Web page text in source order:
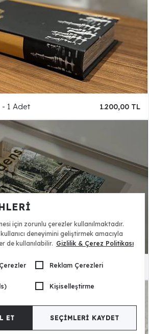
1 Adet 1.200,00 TL
- 1 Adet 1.800,00 TL
için zorunlu çerezler kullanılmaktadır.
deneyimini geliştirmek amacıyla
de kullanılabilir. Gizlilik & Çerez Politikası
Reklam Çerezleri
Kişiselleştirme
ET SEÇIMLERI KAYDET